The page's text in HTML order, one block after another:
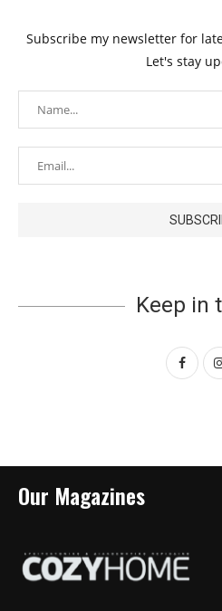
Subscribe my newsletter for
Let's stay
Keep in
Our Magazines